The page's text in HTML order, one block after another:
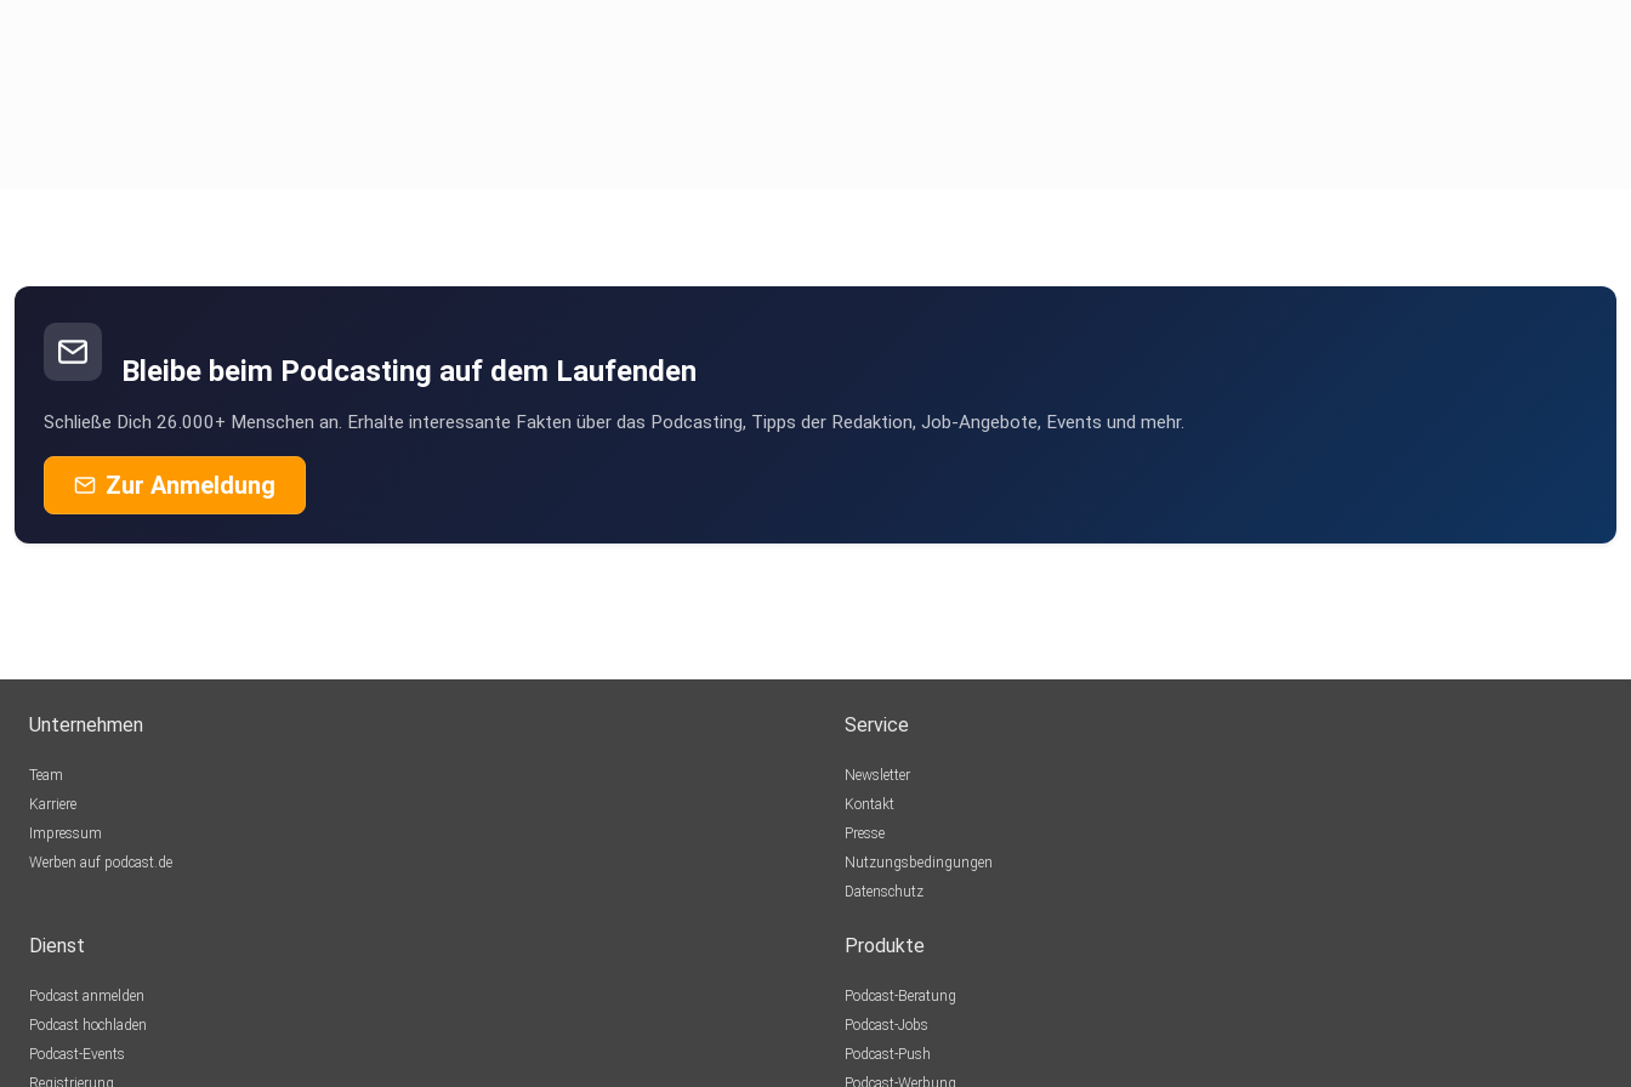
Bleibe beim Podcasting auf dem Laufenden
Schließe Dich 26.000+ Menschen an. Erhalte interessante Fakten über das Podcasting, Tipps der Redaktion, Job-Angebote, Events und mehr.
Zur Anmeldung
Unternehmen
Team
Karriere
Impressum
Werben auf podcast.de
Service
Newsletter
Kontakt
Presse
Nutzungsbedingungen
Datenschutz
Dienst
Podcast anmelden
Podcast hochladen
Podcast-Events
Registrierung
Produkte
Podcast-Beratung
Podcast-Jobs
Podcast-Push
Podcast-Werbung